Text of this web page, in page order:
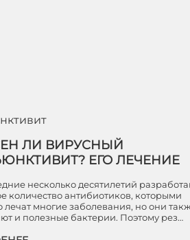
ЛИ ВИРУСНЫЙ
ЕГО ЛЕЧЕНИЕ
несколько десятилетий
количество антибиотиков, которыми
лечат многие заболевания, но они
и полезные бактерии. Поэтому рез…